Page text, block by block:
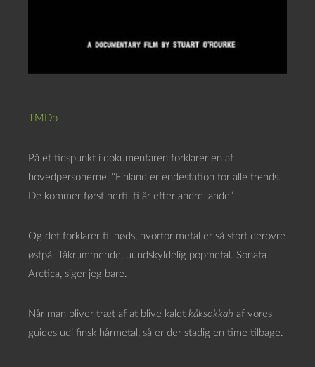
TMDb
På et tidspunkt i dokumentaren forklarer en af
hovedpersonerne, “Finland er endestation for alle trends.
De kommer først hertil ti år efter andre lande”.
Og det forklarer til nøds, hvorfor metal er så stort derovre
østpå. Tåkrummende, uundskyldelig popmetal. Sonata
Arctica, siger jeg bare.
Når man bliver træt af at blive kaldt kåksokkah af vores
guides udi finsk hårmetal, så er der stadig en time tilbage.